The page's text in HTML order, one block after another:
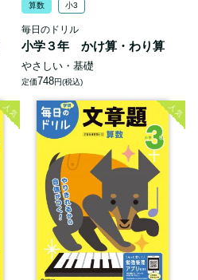
算数 小3
毎日のドリル
小学３年 かけ算・わり算
やさしい・基礎
定価748円(税込)
人気 人気